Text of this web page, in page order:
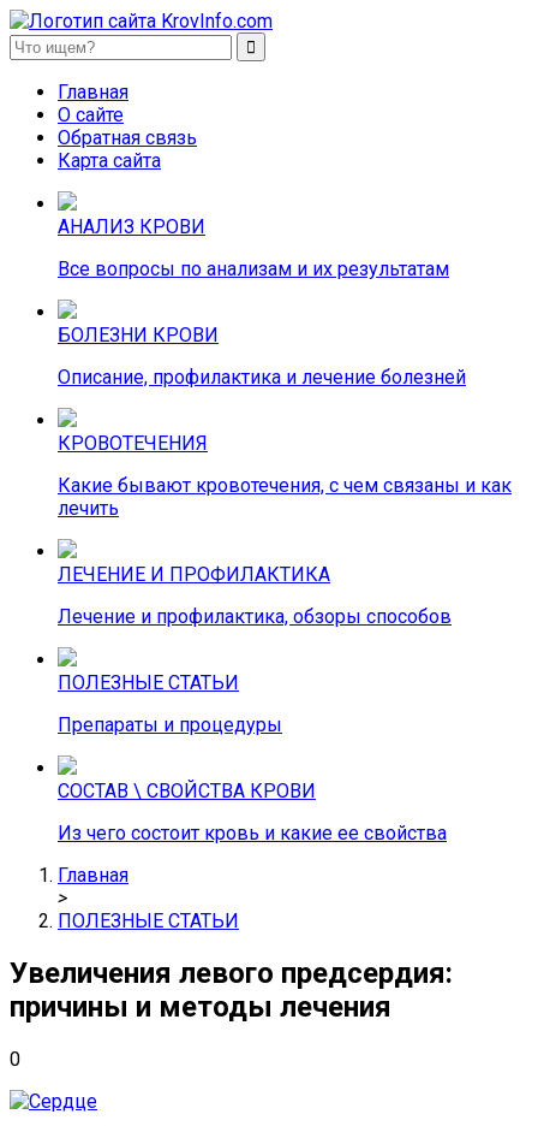
KrovInfo.com
Медицинский сайт о кровеносной системе.
Главная
О сайте
Обратная связь
Карта сайта
АНАЛИЗ КРОВИ
Все вопросы по анализам и их результатам
БОЛЕЗНИ КРОВИ
Описание, профилактика и лечение болезней
КРОВОТЕЧЕНИЯ
Какие бывают кровотечения, с чем связаны и как
лечить
ЛЕЧЕНИЕ И ПРОФИЛАКТИКА
Лечение и профилактика, обзоры способов
ПОЛЕЗНЫЕ СТАТЬИ
Препараты и процедуры
СОСТАВ \ СВОЙСТВА КРОВИ
Из чего состоит кровь и какие ее свойства
Главная
>
ПОЛЕЗНЫЕ СТАТЬИ
Увеличения левого предсердия:
причины и методы лечения
0